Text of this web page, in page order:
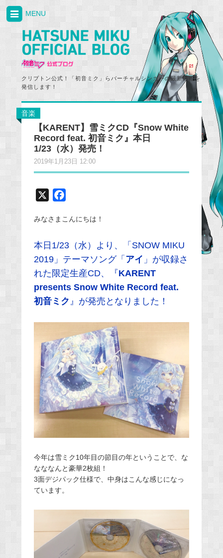
クリプトン公式！「初音ミク」らバーチャルシンガーの最新情報を
発信します！
MENU
音楽
【KARENT】雪ミクCD『Snow White
Record feat. 初音ミク』本日
1/23（水）発売！
2019年1月23日 12:00
c
b
o
o
k
みなさまこんにちは！
本日1/23（水）より、「SNOW MIKU
2019」テーマソング「 アイ 」が収録さ
れた限定生産CD、『KARENT
presents Snow White Record feat.
初音ミク 』が発売となりました！
今年は雪ミク10年目の節目の年ということで、な
なななんと豪華2枚組！
3面デジパック仕様で、中身はこんな感じになっ
ています。